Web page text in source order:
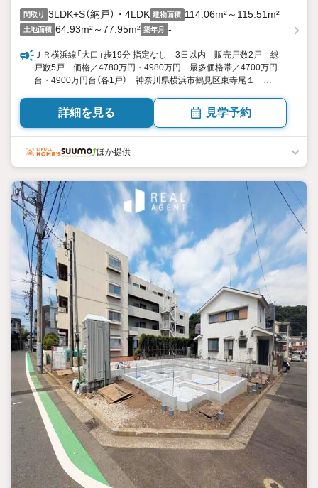
間取り 3LDK+S（納戸）・4LDK 建物面積 114.06m²～115.51m²
土地面積 64.93m²～77.95m² 築年月 -
ＪＲ横浜線「大口」歩19分 指定なし 3日以内 販売戸数2戸 総
戸数5戸 価格／4780万円・4980万円 最多価格帯／4700万円
台・4900万円台（各1戸） 神奈川県横浜市鶴見区東寺尾１
34.94坪） 向き／▼未選択 by SUUMO
詳細を見る 見学予約
ほか提供